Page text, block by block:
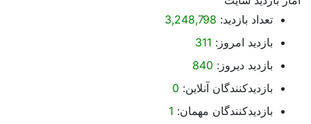
تعداد بازدید: 3,248,798
بازدید امروز:
بازدید دیروز:
بازدیدکنندگان آنلاین:
بازدیدکنندگان مهمان: